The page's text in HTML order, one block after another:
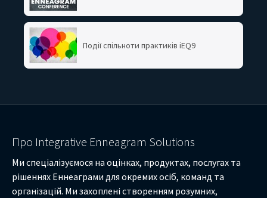
Події спільноти практиків iEQ9
Про Integrative Enneagram Solutions
Ми спеціалізуємося на оцінках, продуктах, послугах та
рішеннях Еннеаграми для окремих осіб, команд та
організацій. Ми захоплені створенням розумних,